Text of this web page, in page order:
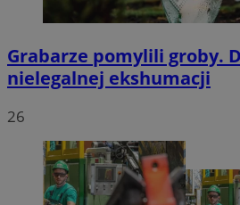
Grabarze pomylili groby.
nielegalnej ekshumacji
26